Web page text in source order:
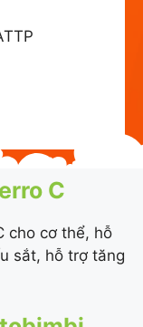
C
cho cơ thể, hỗ
sắt, hỗ trợ tăng